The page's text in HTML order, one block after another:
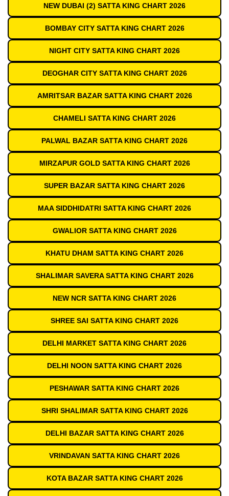
NEW DUBAI (2) SATTA KING CHART 2026
BOMBAY CITY SATTA KING CHART 2026
NIGHT CITY SATTA KING CHART 2026
DEOGHAR CITY SATTA KING CHART 2026
AMRITSAR BAZAR SATTA KING CHART 2026
CHAMELI SATTA KING CHART 2026
PALWAL BAZAR SATTA KING CHART 2026
MIRZAPUR GOLD SATTA KING CHART 2026
SUPER BAZAR SATTA KING CHART 2026
MAA SIDDHIDATRI SATTA KING CHART 2026
GWALIOR SATTA KING CHART 2026
KHATU DHAM SATTA KING CHART 2026
SHALIMAR SAVERA SATTA KING CHART 2026
NEW NCR SATTA KING CHART 2026
SHREE SAI SATTA KING CHART 2026
DELHI MARKET SATTA KING CHART 2026
DELHI NOON SATTA KING CHART 2026
PESHAWAR SATTA KING CHART 2026
SHRI SHALIMAR SATTA KING CHART 2026
DELHI BAZAR SATTA KING CHART 2026
VRINDAVAN SATTA KING CHART 2026
KOTA BAZAR SATTA KING CHART 2026